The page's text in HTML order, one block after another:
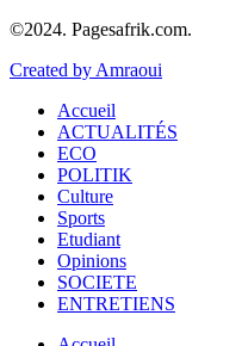
©2024. Pagesafrik.com.
Created by Amraoui
Accueil
ACTUALITÉS
ECO
POLITIK
Culture
Sports
Etudiant
Opinions
SOCIETE
ENTRETIENS